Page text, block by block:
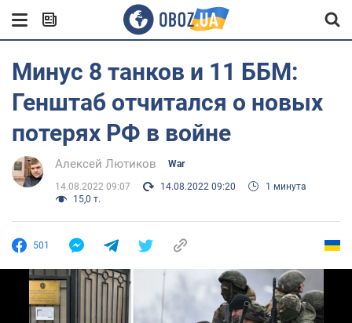
Минус 8 танков и 11 ББМ:
Генштаб отчитался о новых
потерях РФ в войне
Алексей Лютиков War
14.08.2022 09:07 14.08.2022 09:20
1 минута
15,0 т.
501